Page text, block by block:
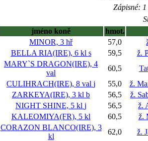
Zápisné:
jméno koně
hmot.
MINOR, 3 hř 57,0
BELLA RIA(IRE), 6 kl s 59,5
ž.
MARY`S DRAGON(IRE), 4
val
60,5
CULIHRACH(IRE), 8 val j 55,0
ž.
ZARKEYA(IRE), 3 kl b 56,5
ž.
NIGHT SHINE, 5 kl j 56,5
ž.
KALEOMIYA(FR), 5 kl 60,5
ž.
CORAZON BLANCO(IRE), 3
kl
62,0
ž.